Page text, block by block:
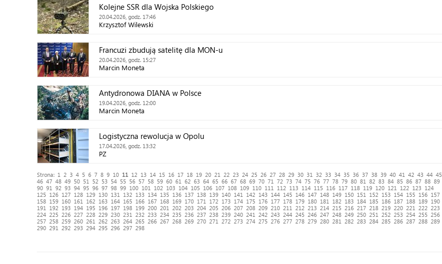
Kolejne SSR dla Wojska Polskiego
20.04.2026, godz. 17:46
Krzysztof Wilewski
Francuzi zbudują satelitę dla MON-u
20.04.2026, godz. 15:27
Marcin Moneta
Antydronowa DIANA w Polsce
19.04.2026, godz. 12:00
Marcin Moneta
Logistyczna rewolucja w Opolu
17.04.2026, godz. 13:32
PZ
Strona: 1 2 3 4 5 6 7 8 9 10 11 12 13 14 15 16 17 18 19 20 21 22 23 24 25 26 27 28 29 30 31 32 33 34 35 36 37 38 39 40 41 42 43 44 45
46 47 48 49 50 51 52 53 54 55 56 57 58 59 60 61 62 63 64 65 66 67 68 69 70 71 72 73 74 75 76 77 78 79 80 81 82 83 84 85 86 87 88 89
90 91 92 93 94 95 96 97 98 99 100 101 102 103 104 105 106 107 108 109 110 111 112 113 114 115 116 117 118 119 120 121 122 123
124
125
126 127 128 129 130 131 132 133 134 135 136 137 138 139 140 141 142 143 144 145 146 147 148 149 150 151 152 153 154 155 156 157
158 159 160 161 162 163 164 165 166 167 168 169 170 171 172 173 174 175 176 177 178 179 180 181 182 183 184 185 186 187 188 189 190
191
192 193 194 195 196 197 198 199 200 201 202 203 204 205 206 207 208 209 210 211 212 213 214 215 216 217 218 219 220 221 222
223
224 225 226 227 228 229 230 231 232 233 234 235 236 237 238 239 240 241 242 243 244 245 246 247 248 249 250 251 252 253 254 255
256
257 258 259 260 261 262 263 264 265 266 267 268 269 270 271 272 273 274 275 276 277 278 279 280 281 282 283 284 285 286 287 288 289
290 291 292 293 294 295 296 297 298